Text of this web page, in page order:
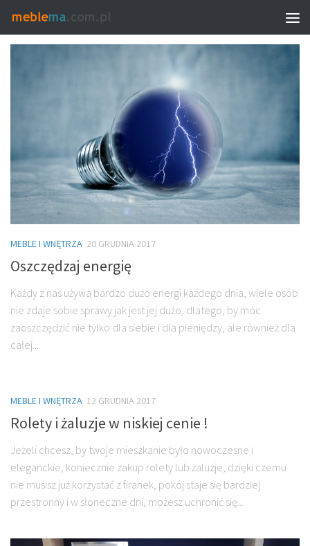
TAGGED:MATERACE DLA NIEMOWLĄT
MEBLE I WNĘTRZA 20 GRUDNIA 2017
Oszczędzaj energię
Każdy z nas używa bardzo dużo energi każdego dnia, wiele osób
nie zdaje sobie sprawy jak jest jej dużo, dlatego, by móc
zaoszczędzić nie tylko dla siebie i dla pieniędzy, ale również dla
całej...
MEBLE I WNĘTRZA 12 GRUDNIA 2017
Rolety i żaluzje w niskiej cenie !
Jeżeli chcesz, by twoje mieszkanie było nowoczesne i
eleganckie, koniecznie zakup rolety lub żaluzje, dzięki czemu
nie musisz już korzystać z firanek, pokój staje się bardziej
przestronny i w słoneczne dni, możesz uchronić się...